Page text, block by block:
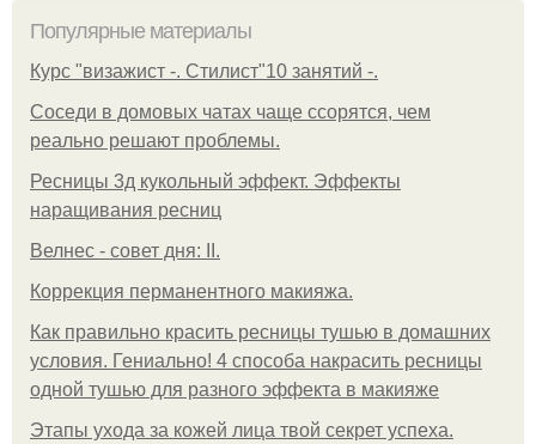
Популярные материалы
Курс "визажист -. Стилист"10 занятий -.
Соседи в домовых чатах чаще ссорятся, чем
реально решают проблемы.
Ресницы 3д кукольный эффект. Эффекты
наращивания ресниц
Велнес - совет дня: II.
Коррекция перманентного макияжа.
Как правильно красить ресницы тушью в домашних
условия. Гениально! 4 способа накрасить ресницы
одной тушью для разного эффекта в макияже
Этапы ухода за кожей лица твой секрет успеха.